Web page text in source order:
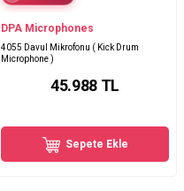
DPA Microphones
4055 Davul Mikrofonu ( Kick Drum
Microphone )
45.988TL
Sepete Ekle